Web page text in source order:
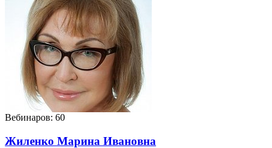
Вебинаров: 60
Жиленко Марина Ивановна